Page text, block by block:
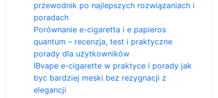
przewodnik po najlepszych rozwiązaniach i
poradach
Porównanie e-cigaretta i e papieros
quantum – recenzja, test i praktyczne
porady dla użytkowników
IBvape e-cigarette w praktyce i porady jak
byc bardziej meski bez rezygnacji z
elegancji